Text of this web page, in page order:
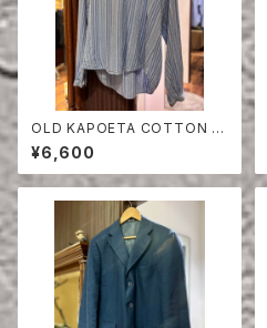
OLD KAPOETA COTTON P
ULLOVER SHIRT
¥6,600